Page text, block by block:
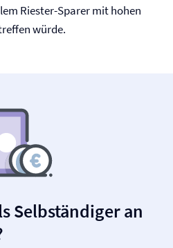
Riester-Sparer mit hohen
würde.
Selbständiger an